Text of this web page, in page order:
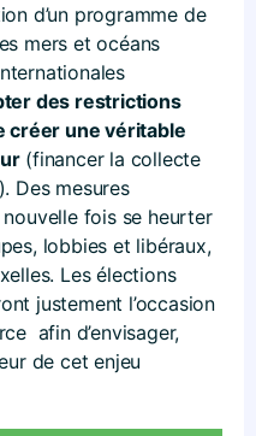
d’un programme de
mers et océans
des restrictions
créer une véritable
(financer la collecte
Des mesures
fois se heurter
lobbies et libéraux,
Les élections
justement l’occasion
afin d’envisager,
de cet enjeu